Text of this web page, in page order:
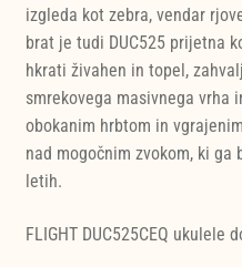
izgleda kot zebra, vendar
brat je tudi DUC525 prijetna
hkrati živahen in topel,
smrekovega masivnega vrha
obokanim hrbtom in
nad mogočnim zvokom, ki
letih.
FLIGHT DUC525CEQ ukulele